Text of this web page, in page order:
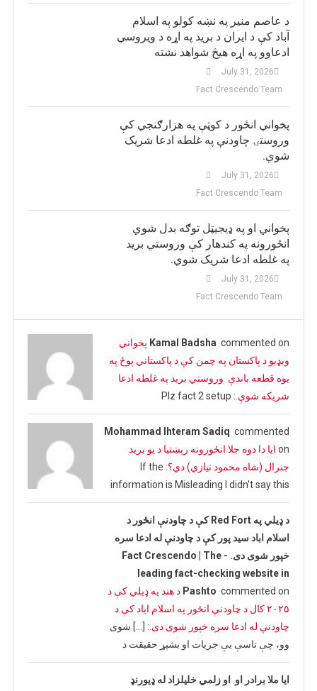
د عاصم منیر په نښه کولو په اسلام
آباد کې د ایران د برید په اړه د ویروسي
ادعاوو په اړه هیڅ شواهد نشته
July 31, 2026
Fact Crescendo Team
پخواني انځور د کوټې په هزارګنجي کې
وروستۍ چاودنې په غلطه ادعا شریک
شوي.
July 31, 2026
Fact Crescendo Team
پخواني او په ډيجيټل توګه بدل شوي
انځورونه په کندهار کې وروستي برید
په غلطه ادعا شریک شوي.
July 31, 2026
Fact Crescendo Team
Kamal Badsha commented on
پخواني
ویډیو د پاکستان په چمن کې د پاکستاني پوځ په
یوه قطعه باندې وروستي برید په غلطه ادعا
شریکه شوې. : Plz fact 2 setup
Mohammad Ihteram Sadiq commented
on ایا دا دوه جلا انځورونه رېښتیا د یو برید
جنرال (شاه محمود نیازي) دي؟ : If the
information is Misleading I didn't say this
د ډیلي په Red Fort کې د چاودنې انځور د
اسلام اباد سید پور کې د چاودنې له ادعا سره
خپور شوی دی. - Fact Crescendo | The
leading fact-checking website in
Pashto commented on
د هند په ډیلي کې د
۲۰۲۵ کال د چاودنې انځور په اسلام اباد کې د
چاودنې له ادعا سره خپور شوی دی. : […] شوی
وو، چې تاسې یې جزیات او بشپړ حقیقت د
ایا ملا برادر او او زلمي خلیلزاد له ډیورنډ